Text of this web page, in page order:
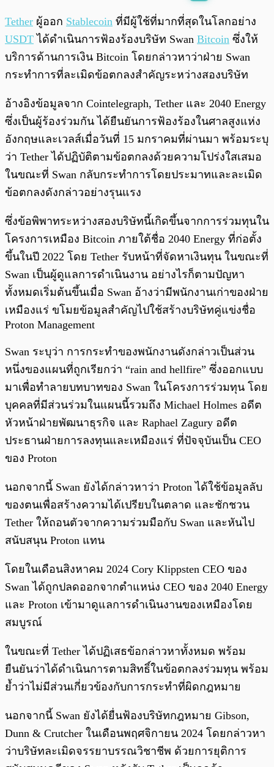
พร้อมเล่น 0:00 0:00
Tether ผู้ออก Stablecoin ที่มีผู้ใช้ที่มากที่สุดในโลกอย่าง
USDT ได้ดำเนินการฟ้องร้องบริษัท Swan Bitcoin ซึ่งให้
บริการด้านการเงิน Bitcoin โดยกล่าวหาว่าฝ่าย Swan
กระทำการที่ละเมิดข้อตกลงสำคัญระหว่างสองบริษัท
อ้างอิงข้อมูลจาก Cointelegraph, Tether และ 2040 Energy
ซึ่งเป็นผู้ร้องร่วมกัน ได้ยืนยันการฟ้องร้องในศาลสูงแห่ง
อังกฤษและเวลส์เมื่อวันที่ 15 มกราคมที่ผ่านมา พร้อมระบุ
ว่า Tether ได้ปฏิบัติตามข้อตกลงด้วยความโปร่งใสเสมอ
ในขณะที่ Swan กลับกระทำการโดยประมาทและละเมิด
ข้อตกลงดังกล่าวอย่างรุนแรง
ซึ่งข้อพิพาทระหว่างสองบริษัทนี้เกิดขึ้นจากการร่วมทุนใน
โครงการเหมือง Bitcoin ภายใต้ชื่อ 2040 Energy ที่ก่อตั้ง
ขึ้นในปี 2022 โดย Tether รับหน้าที่จัดหาเงินทุน ในขณะที่
Swan เป็นผู้ดูแลการดำเนินงาน อย่างไรก็ตามปัญหา
ทั้งหมดเริ่มต้นขึ้นเมื่อ Swan อ้างว่ามีพนักงานเก่าของฝ่าย
เหมืองแร่ ขโมยข้อมูลสำคัญไปใช้สร้างบริษัทคู่แข่งชื่อ
Proton Management
Swan ระบุว่า การกระทำของพนักงานดังกล่าวเป็นส่วน
หนึ่งของแผนที่ถูกเรียกว่า “rain and hellfire” ซึ่งออกแบบ
มาเพื่อทำลายบทบาทของ Swan ในโครงการร่วมทุน โดย
บุคคลที่มีส่วนร่วมในแผนนี้รวมถึง Michael Holmes อดีต
หัวหน้าฝ่ายพัฒนาธุรกิจ และ Raphael Zagury อดีต
ประธานฝ่ายการลงทุนและเหมืองแร่ ที่ปัจจุบันเป็น CEO
ของ Proton
นอกจากนี้ Swan ยังได้กล่าวหาว่า Proton ได้ใช้ข้อมูลลับ
ของตนเพื่อสร้างความได้เปรียบในตลาด และชักชวน
Tether ให้ถอนตัวจากความร่วมมือกับ Swan และหันไป
สนับสนุน Proton แทน
โดยในเดือนสิงหาคม 2024 Cory Klippsten CEO ของ
Swan ได้ถูกปลดออกจากตำแหน่ง CEO ของ 2040 Energy
และ Proton เข้ามาดูแลการดำเนินงานของเหมืองโดย
สมบูรณ์
ในขณะที่ Tether ได้ปฏิเสธข้อกล่าวหาทั้งหมด พร้อม
ยืนยันว่าได้ดำเนินการตามสิทธิ์ในข้อตกลงร่วมทุน พร้อม
ย้ำว่าไม่มีส่วนเกี่ยวข้องกับการกระทำที่ผิดกฎหมาย
นอกจากนี้ Swan ยังได้ยื่นฟ้องบริษัทกฎหมาย Gibson,
Dunn & Crutcher ในเดือนพฤศจิกายน 2024 โดยกล่าวหา
ว่าบริษัทละเมิดจรรยาบรรณวิชาชีพ ด้วยการยุติการ